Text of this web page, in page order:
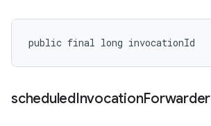
public final long invocationId
scheduledInvocationForwarder